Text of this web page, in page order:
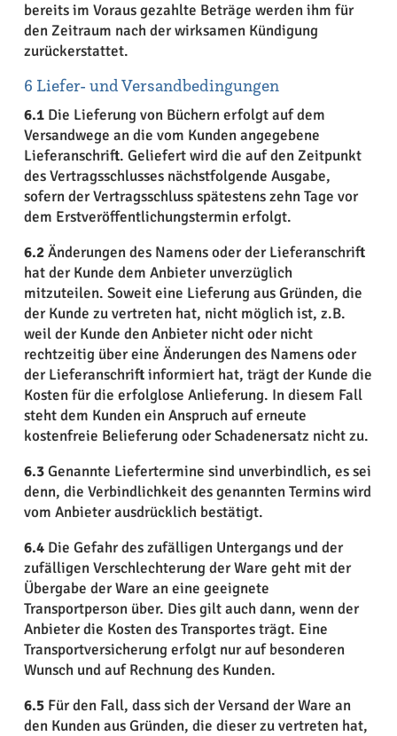
bereits im Voraus gezahlte Beträge werden ihm für
den Zeitraum nach der wirksamen Kündigung
zurückerstattet.
6 Liefer- und Versandbedingungen
6.1Die Lieferung von Büchern erfolgt auf dem
Versandwege an die vom Kunden angegebene
Lieferanschrift. Geliefert wird die auf den Zeitpunkt
des Vertragsschlusses nächstfolgende Ausgabe,
sofern der Vertragsschluss spätestens zehn Tage vor
dem Erstveröffentlichungstermin erfolgt.
6.2Änderungen des Namens oder der Lieferanschrift
hat der Kunde dem Anbieter unverzüglich
mitzuteilen. Soweit eine Lieferung aus Gründen, die
der Kunde zu vertreten hat, nicht möglich ist, z.B.
weil der Kunde den Anbieter nicht oder nicht
rechtzeitig über eine Änderungen des Namens oder
der Lieferanschrift informiert hat, trägt der Kunde die
Kosten für die erfolglose Anlieferung. In diesem Fall
steht dem Kunden ein Anspruch auf erneute
kostenfreie Belieferung oder Schadenersatz nicht zu.
6.3Genannte Liefertermine sind unverbindlich, es sei
denn, die Verbindlichkeit des genannten Termins wird
vom Anbieter ausdrücklich bestätigt.
6.4Die Gefahr des zufälligen Untergangs und der
zufälligen Verschlechterung der Ware geht mit der
Übergabe der Ware an eine geeignete
Transportperson über. Dies gilt auch dann, wenn der
Anbieter die Kosten des Transportes trägt. Eine
Transportversicherung erfolgt nur auf besonderen
Wunsch und auf Rechnung des Kunden.
6.5Für den Fall, dass sich der Versand der Ware an
den Kunden aus Gründen, die dieser zu vertreten hat,